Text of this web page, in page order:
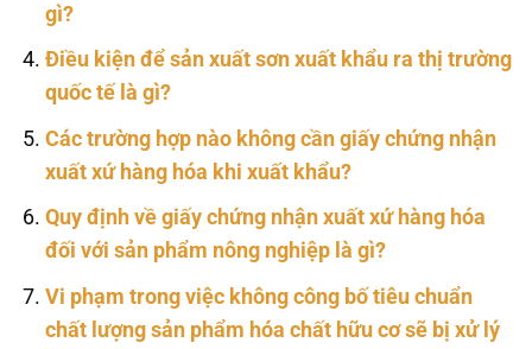
gì?
Điều kiện để sản xuất sơn xuất khẩu ra thị trường
quốc tế là gì?
Các trường hợp nào không cần giấy chứng nhận
xuất xứ hàng hóa khi xuất khẩu?
Quy định về giấy chứng nhận xuất xứ hàng hóa
đối với sản phẩm nông nghiệp là gì?
Vi phạm trong việc không công bố tiêu chuẩn
chất lượng sản phẩm hóa chất hữu cơ sẽ bị xử lý